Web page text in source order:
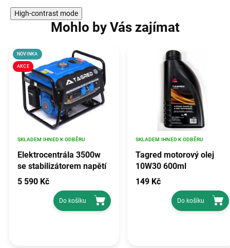
High-contrast mode
Mohlo by Vás zajímat
AKCE
NOVINKA
Elektrocentrála 3500w
se stabilizátorem napětí
avr, TAGRED TA3500GHX
SKLADEM IHNED K ODBĚRU
5 590 Kč
Do košíku
Tagred motorový olej
10W30 600ml
SKLADEM IHNED K ODBĚRU
149 Kč
Do košíku